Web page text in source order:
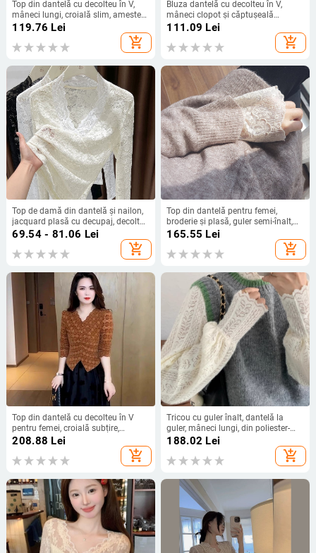
Top din dantelă cu decolteu în V,
mâneci lungi, croială slim, amestec
poliester-spandex (90–95%
119.76 Lei
add_shopping_cart
Bluza dantelă cu decolteu în V,
mâneci clopot și căptușeală
internă; material bumbac-elastan,
fără cute, tratament anti-cutare
111.09 Lei
add_shopping_cart
Top de damă din dantelă și nailon,
jacquard plasă cu decupaj, decolteu
în V, mâneci lungi, pulover
69.54 - 81.06 Lei
add_shopping_cart
Top din dantelă pentru femei,
broderie și plasă, guler semi-înalt,
mâneci lungi, top de bază - 940188
165.55 Lei
add_shopping_cart
Top din dantelă cu decolteu în V
pentru femei, croială subțire,
lungime cropt, mâneci lungi, pentru
208.88 Lei
add_shopping_cart
Tricou cu guler înalt, dantelă la
guler, mâneci lungi, din poliester-
elastan, model solid, lungime
188.02 Lei
add_shopping_cart